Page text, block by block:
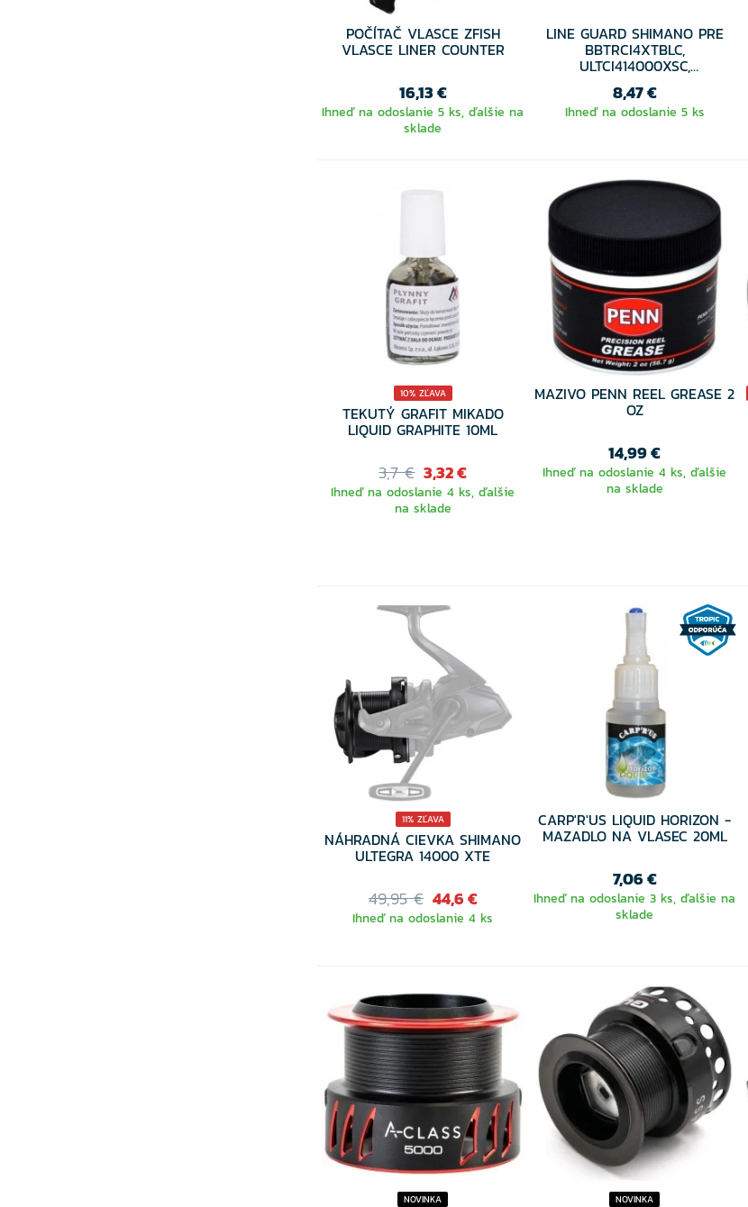
POČÍTAČ VLASCE ZFISH
VLASCE LINER COUNTER
16,13 €
Ihneď na odoslanie 5 ks, ďalšie na
sklade
LINE GUARD SHIMANO PRE
BBTRCI4XTBLC,
ULTCI414000XSC,
ULTCI414000XTC
8,47 €
Ihneď na odoslanie 5 ks
10% ZĽAVA
TEKUTÝ GRAFIT MIKADO
LIQUID GRAPHITE 10ML
3,7 € 3,32 €
Ihneď na odoslanie 4 ks, ďalšie
na sklade
MAZIVO PENN REEL GREASE 2
OZ
14,99 €
Ihneď na odoslanie 4 ks, ďalšie
na sklade
11% ZĽAVA
NÁHRADNÁ CIEVKA SHIMANO
ULTEGRA 14000 XTE
49,95 € 44,6 €
Ihneď na odoslanie 4 ks
CARP'R'US LIQUID HORIZON -
MAZADLO NA VLASEC 20ML
7,06 €
Ihneď na odoslanie 3 ks, ďalšie na
sklade
NOVINKA NOVINKA